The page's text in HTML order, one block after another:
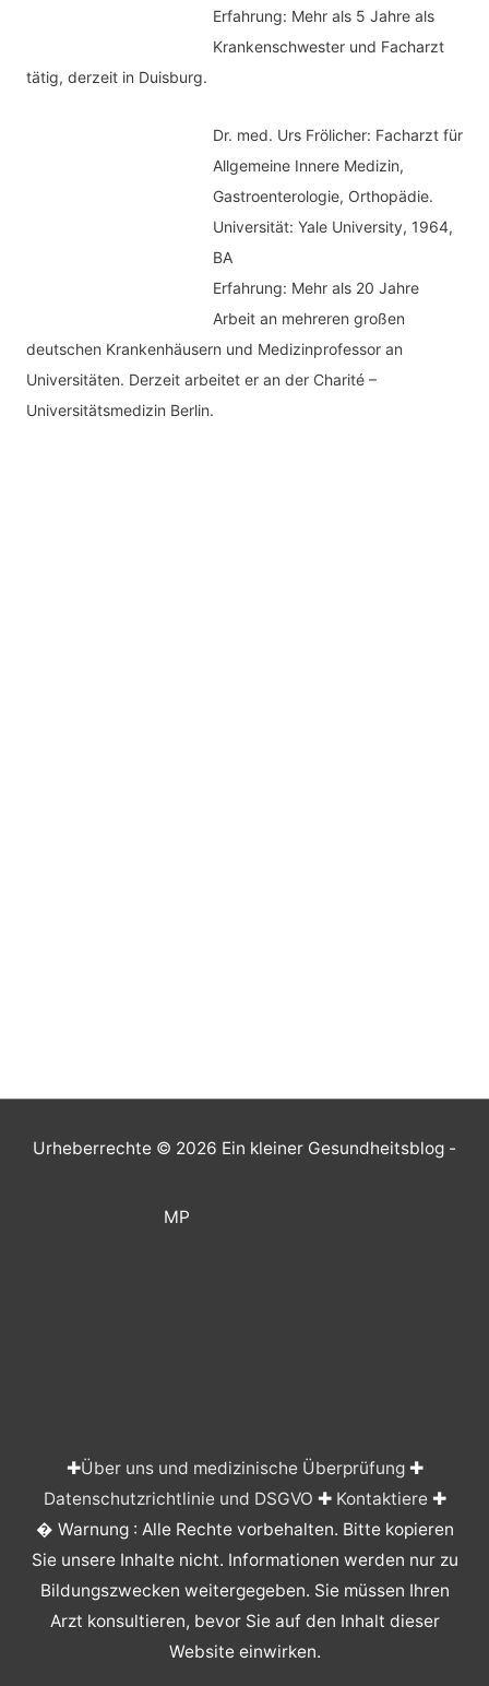
Erfahrung: Mehr als 5 Jahre als
Krankenschwester und Facharzt
tätig, derzeit in Duisburg.
Dr. med. Urs Frölicher: Facharzt für
Allgemeine Innere Medizin,
Gastroenterologie, Orthopädie.
Universität: Yale University, 1964,
BA
Erfahrung: Mehr als 20 Jahre
Arbeit an mehreren großen
deutschen Krankenhäusern und Medizinprofessor an
Universitäten. Derzeit arbeitet er an der Charité –
Universitätsmedizin Berlin.
Urheberrechte © 2026 Ein kleiner Gesundheitsblog -
MP
✚Über uns und medizinische Überprüfung✚
Datenschutzrichtlinie und DSGVO ✚ Kontaktiere✚
� Warnung : Alle Rechte vorbehalten. Bitte kopieren
Sie unsere Inhalte nicht. Informationen werden nur zu
Bildungszwecken weitergegeben. Sie müssen Ihren
Arzt konsultieren, bevor Sie auf den Inhalt dieser
Website einwirken.